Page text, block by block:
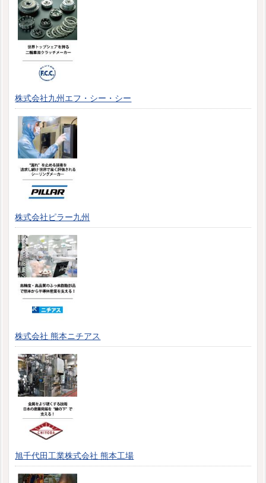
株式会社九州エフ・シー・シー
株式会社ピラー九州
株式会社 熊本ニチアス
旭千代田工業株式会社 熊本工場